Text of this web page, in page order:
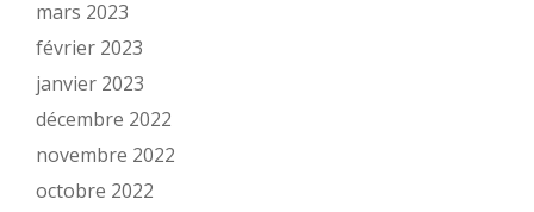
mars 2023
février 2023
janvier 2023
décembre 2022
novembre 2022
octobre 2022